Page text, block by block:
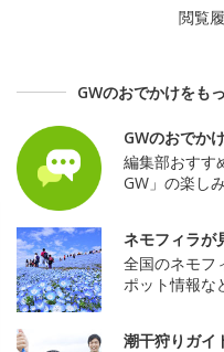
閲覧
GWのおでかけをも
GWのおでか
編集部おすす
GW」の楽し
ネモフィラが
全国のネモフ
ポット情報な
潮干狩りガイ